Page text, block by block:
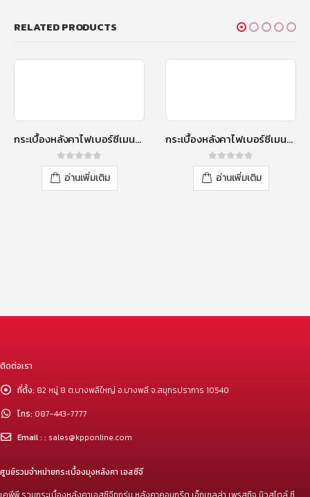
RELATED PRODUCTS
กระเบื้องหลังคาไฟเบอร์ซีเมนต์ เอสซีจี รุ่นไอยร่า โอเรียนทอล 9 นิ้ว แกรนิตเรด (แบบเงา)
0out of 5
อ่านเพิ่มเติม
กระเบื้องหลังคาไฟเบอร์ซีเมนต์ เอสซีจี รุ่นไอยร่า โอเรียนทอล 9 นิ้ว เนเชอรัลบริค (แบบด้าน)
0out of 5
อ่านเพิ่มเติม
ติดต่อเรา
ที่ตั้ง: 82 หมู่ 8 ต.บางพลีใหญ่ อ.บางพลี จ.สมุทรปราการ 10540
โทร: 087-443-7777
Email : : sales@kpponline.com
ศูนย์รวมจำหน่ายกระเบื้องมุงหลังคา เอสซีจี